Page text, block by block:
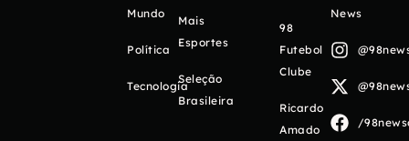
Mundo
Política
Tecnologia
Mais
Esportes
Seleção
Brasileira
98
Futebol
Clube
Ricardo
Amado
News
/